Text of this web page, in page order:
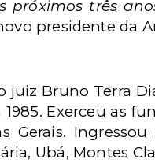
próximos três
presidente da
juiz Bruno Terra
1985. Exerceu as
Gerais.
Ubá, Montes